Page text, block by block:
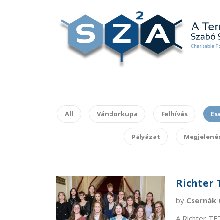
All Vándorkupa Felhívás
Pályázat
Richter
by Csernák
A Richter